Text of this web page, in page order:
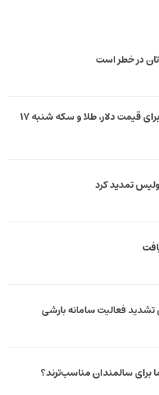
در خطر است
یک پیش ‌بینی مهم برای قیمت دلار، طلا و سکه شنبه ۱۷
تمدید کرد
فعالیت سامانه بارشی
برای سالمندان مناسب‌ترند؟